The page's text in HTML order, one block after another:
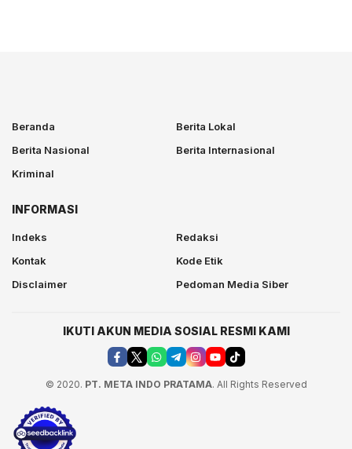
Beranda
Berita Lokal
Berita Nasional
Berita Internasional
Kriminal
INFORMASI
Indeks
Redaksi
Kontak
Kode Etik
Disclaimer
Pedoman Media Siber
IKUTI AKUN MEDIA SOSIAL RESMI KAMI
© 2020. PT. META INDO PRATAMA. All Rights Reserved